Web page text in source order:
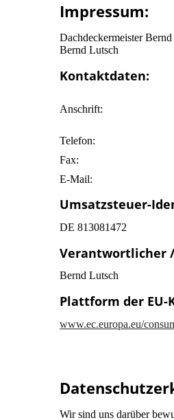
Impressum:
Dachdeckermeister
Bernd Lutsch
Kontaktdaten:
Anschrift:
Telefon:
Fax:
E-Mail:
Umsatzsteuer-
DE 813081472
Verantwortlicher
Bernd Lutsch
Plattform der
www.ec.europa.eu/
Wir sind uns darüber